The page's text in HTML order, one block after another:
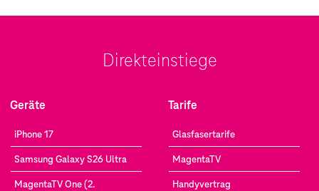
Direkteinstiege
Geräte
iPhone 17
Samsung Galaxy S26 Ultra
MagentaTV One (2.
Tarife
Glasfasertarife
MagentaTV
Handyvertrag